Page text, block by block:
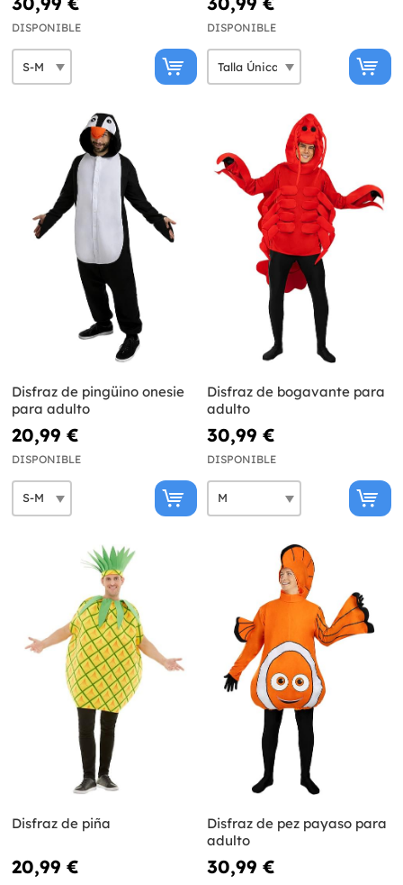
DISPONIBLE DISPONIBLE
Disfraz de pingüino onesie
para adulto
20,99 €
DISPONIBLE
Disfraz de bogavante para
adulto
30,99 €
DISPONIBLE
Disfraz de piña
20,99 €
Disfraz de pez payaso para
adulto
30,99 €